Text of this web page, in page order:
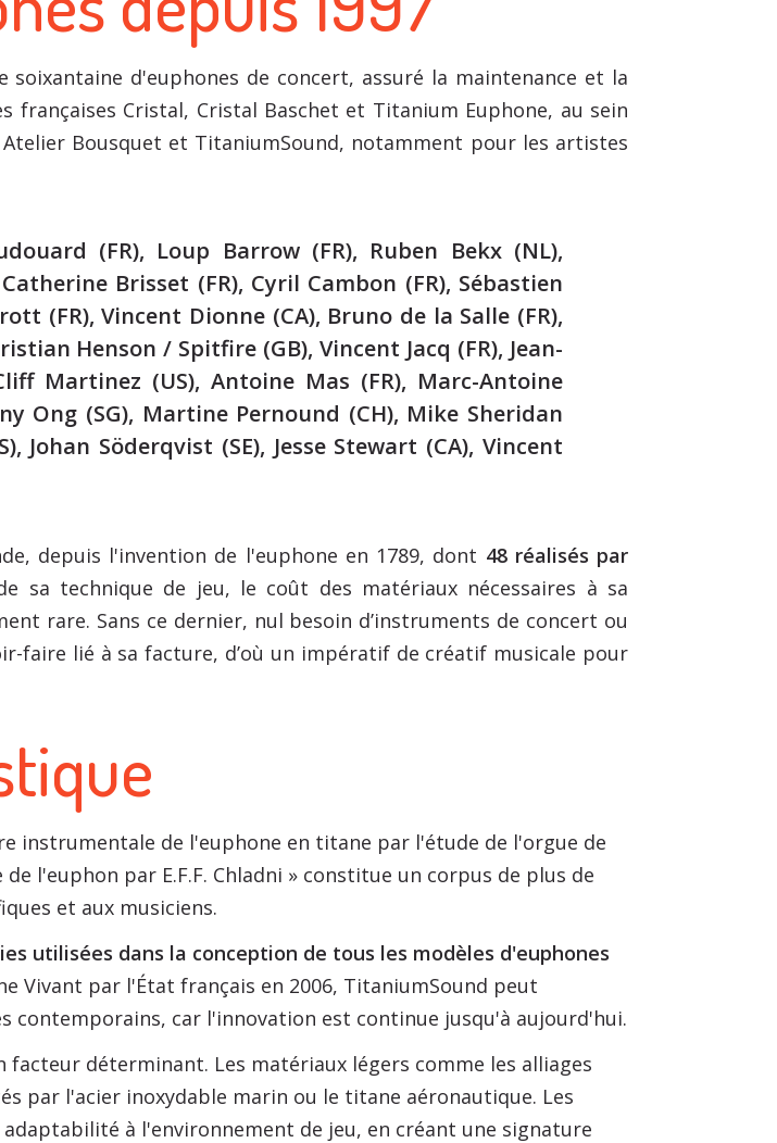
d'euphones de concert, assuré la maintenance et la
Cristal, Cristal Baschet et Titanium Euphone, au sein
Bousquet et TitaniumSound, notamment pour les artistes
(FR), Loup Barrow (FR), Ruben Bekx (NL),
Brisset (FR), Cyril Cambon (FR), Sébastien
(FR), Vincent Dionne (CA), Bruno de la Salle (FR),
Henson / Spitfire (GB), Vincent Jacq (FR), Jean-
Martinez (US), Antoine Mas (FR), Marc-Antoine
Ong (SG), Martine Pernound (CH), Mike Sheridan
Johan Söderqvist (SE), Jesse Stewart (CA), Vincent
depuis l'invention de l'euphone en 1789, dont 48 réalisés par
sa technique de jeu, le coût des matériaux nécessaires à sa
rare. Sans ce dernier, nul besoin d’instruments de concert ou
faire lié à sa facture, d’où un impératif de créatif musicale pour
instrumentale de l'euphone en titane par l'étude de l'orgue de
l'euphon par E.F.F. Chladni » constitue un corpus de plus de
et aux musiciens.
utilisées dans la conception de tous les modèles d'euphones
Vivant par l'État français en 2006, TitaniumSound peut
contemporains, car l'innovation est continue jusqu'à aujourd'hui.
déterminant. Les matériaux légers comme les alliages
par l'acier inoxydable marin ou le titane aéronautique. Les
à l'environnement de jeu, en créant une signature